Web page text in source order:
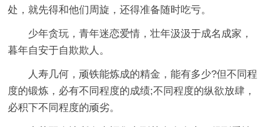
处，就先得和他们周旋，还得准备随时吃亏。
少年贪玩，青年迷恋爱情，壮年汲汲于成名成家，
暮年自安于自欺欺人。
人寿几何，顽铁能炼成的精金，能有多少?但不同程
度的锻炼，必有不同程度的成绩;不同程度的纵欲放肆，
必积下不同程度的顽劣。